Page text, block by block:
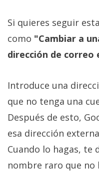
Si quieres seguir
como "Cambiar a
dirección de
Introduce una
que no tenga una
Después de esto,
esa dirección
Cuando lo hagas, te
nombre raro que no